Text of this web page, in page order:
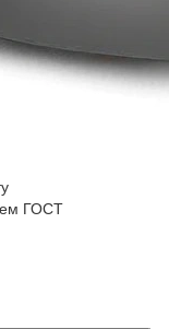
ГОСТ